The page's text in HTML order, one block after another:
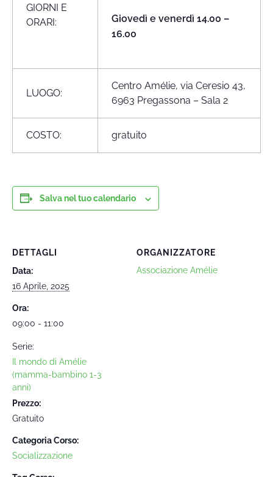
GIORNI E
ORARI:
Giovedì e venerdì 14.00 –
16.00
LUOGO:
Centro Amélie, via Ceresio 43,
6963 Pregassona – Sala 2
COSTO: gratuito
Salva nel tuo calendario
DETTAGLI
Data:
16 Aprile, 2025
Ora:
09:00 - 11:00
Serie:
Il mondo di Amélie
(mamma-bambino 1-3
anni)
Prezzo:
Gratuito
Categoria Corso:
Socializzazione
ORGANIZZATORE
Associazione Amélie